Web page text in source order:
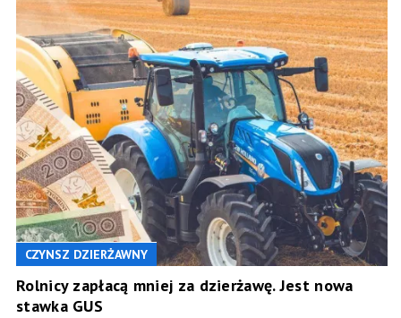
CZYNSZ DZIERŻAWNY
Rolnicy zapłacą mniej za dzierżawę. Jest nowa
stawka GUS